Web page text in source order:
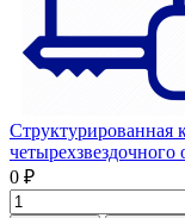
Структурированная
0 ₽